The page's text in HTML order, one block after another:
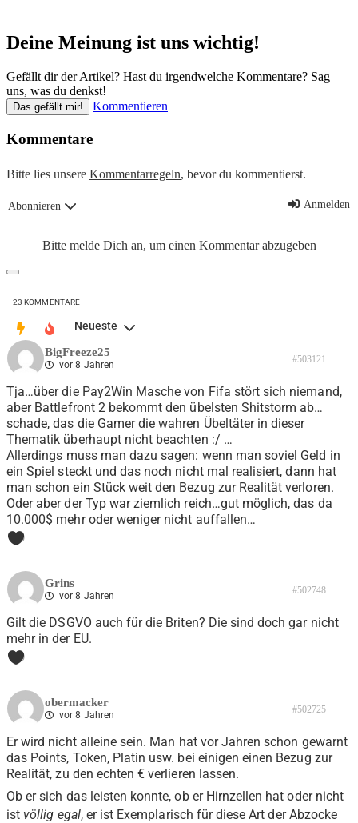
Deine Meinung ist uns wichtig!
Gefällt dir der Artikel? Hast du irgendwelche Kommentare? Sag
uns, was du denkst!
Das gefällt mir! Kommentieren
Kommentare
Bitte lies unsere Kommentarregeln, bevor du kommentierst.
Abonnieren Anmelden
Bitte melde Dich an, um einen Kommentar abzugeben
23 KOMMENTARE
Neueste
BigFreeze25
vor 8 Jahren #503121
Tja…über die Pay2Win Masche von Fifa stört sich niemand,
aber Battlefront 2 bekommt den übelsten Shitstorm ab…
schade, das die Gamer die wahren Übeltäter in dieser
Thematik überhaupt nicht beachten :/ …
Allerdings muss man dazu sagen: wenn man soviel Geld in
ein Spiel steckt und das noch nicht mal realisiert, dann hat
man schon ein Stück weit den Bezug zur Realität verloren.
Oder aber der Typ war ziemlich reich…gut möglich, das da
10.000$ mehr oder weniger nicht auffallen…
0
Grins
vor 8 Jahren #502748
Gilt die DSGVO auch für die Briten? Die sind doch gar nicht
mehr in der EU.
0
obermacker
vor 8 Jahren #502725
Er wird nicht alleine sein. Man hat vor Jahren schon gewarnt
das Points, Token, Platin usw. bei einigen einen Bezug zur
Realität, zu den echten € verlieren lassen.
Ob er sich das leisten konnte, ob er Hirnzellen hat oder nicht
ist völlig egal, er ist Exemplarisch für diese Art der Abzocke